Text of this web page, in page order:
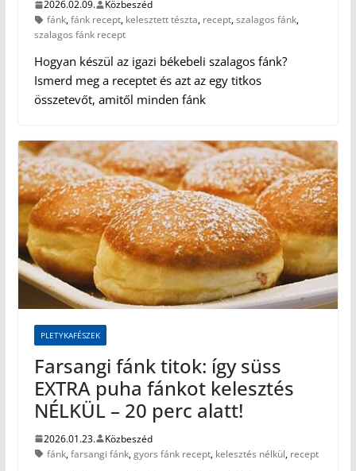
2026.02.09.
Közbeszéd
fánk,fánk recept, kelesztett tészta, recept,szalagos fánk,
szalagos fánk recept
Hogyan készül az igazi békebeli szalagos fánk?
Ismerd meg a receptet és azt az egy titkos
összetevőt, amitől minden fánk
PLETYKAFÉSZEK
Farsangi fánk titok: így süss
EXTRA puha fánkot kelesztés
NÉLKÜL – 20 perc alatt!
2026.01.23.
Közbeszéd
fánk,farsangi fánk,gyors fánk recept, kelesztés nélkül, recept